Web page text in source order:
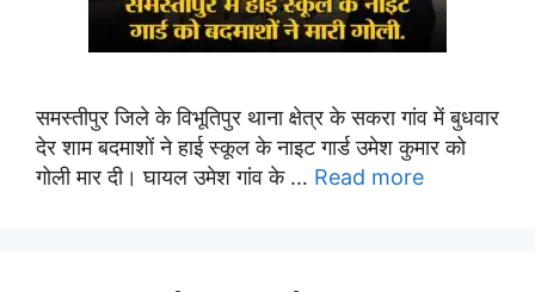
समस्तीपुर जिले के विभूतिपुर थाना क्षेत्र के सकरा गांव में बुधवार
देर शाम बदमाशों ने हाई स्कूल के नाइट गार्ड उमेश कुमार को
गोली मार दी। घायल उमेश गांव के … Read more